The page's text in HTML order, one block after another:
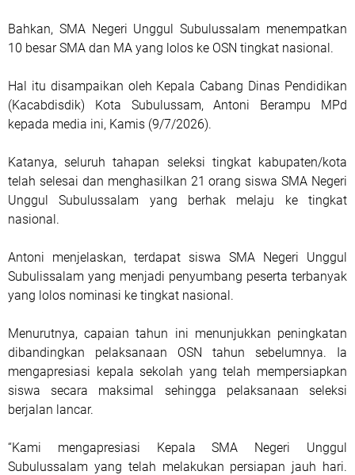
Bahkan, SMA Negeri Unggul Subulussalam menempatkan
10 besar SMA dan MA yang lolos ke OSN tingkat nasional.
Hal itu disampaikan oleh Kepala Cabang Dinas Pendidikan
(Kacabdisdik) Kota Subulussam, Antoni Berampu MPd
kepada media ini, Kamis (9/7/2026).
Katanya, seluruh tahapan seleksi tingkat kabupaten/kota
telah selesai dan menghasilkan 21 orang siswa SMA Negeri
Unggul Subulussalam yang berhak melaju ke tingkat
nasional.
Antoni menjelaskan, terdapat siswa SMA Negeri Unggul
Subulissalam yang menjadi penyumbang peserta terbanyak
yang lolos nominasi ke tingkat nasional.
Menurutnya, capaian tahun ini menunjukkan peningkatan
dibandingkan pelaksanaan OSN tahun sebelumnya. Ia
mengapresiasi kepala sekolah yang telah mempersiapkan
siswa secara maksimal sehingga pelaksanaan seleksi
berjalan lancar.
“Kami mengapresiasi Kepala SMA Negeri Unggul
Subulussalam yang telah melakukan persiapan jauh hari.